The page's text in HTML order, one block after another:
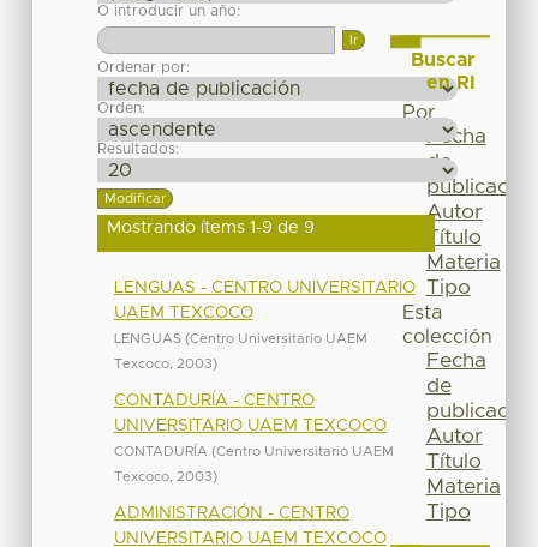
O introducir un año:
Ordenar por:
Orden:
Resultados:
Mostrando ítems 1-9 de 9
LENGUAS - CENTRO UNIVERSITARIO
UAEM TEXCOCO
LENGUAS (Centro Universitario UAEM
Texcoco, 2003)
CONTADURÍA - CENTRO
UNIVERSITARIO UAEM TEXCOCO
CONTADURÍA (Centro Universitario UAEM
Texcoco, 2003)
ADMINISTRACIÓN - CENTRO
UNIVERSITARIO UAEM TEXCOCO
Buscar
en RI
Por
Fecha
de
publicación
Autor
Título
Materia
Tipo
Esta
colección
Fecha
de
publicación
Autor
Título
Materia
Tipo